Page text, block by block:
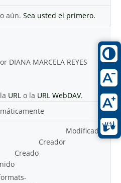
aún. Sea usted el primero.
MARCELA REYES
URL o la URL WebDAV.
Modificado
Creador
Creado